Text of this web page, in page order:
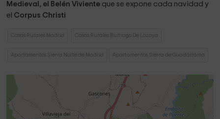
Medieval, el Belén Viviente que se expone cada navidad y
el Corpus Christi
Casas Rurales Madrid Casas Rurales Buitrago De Lozoya
Apartamentos Sierra Norte de Madrid Apartamentos Sierra de Guadarrama